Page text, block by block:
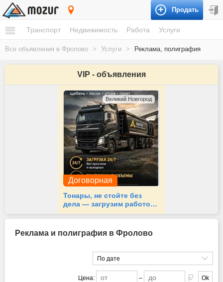
Продать
Транспорт Недвижимость Работа Услуги
Все объявления в Фролово > Услуги > Реклама, полиграфия
VIP - объявления
Великий Новгород
Договорная
Тонары, не стойте без
дела — загрузим работой
24/7
Реклама и полиграфия в Фролово
По дате
Цена: – Ok